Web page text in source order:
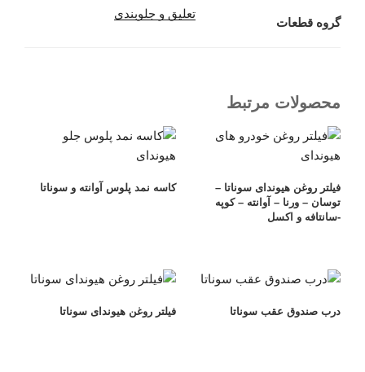
گروه قطعات
تعلیق و جلوبندی
محصولات مرتبط
فیلتر روغن هیوندای سوناتا –
توسان – ورنا – آوانته – کوپه
-سانتافه و اکسل
کاسه نمد پلوس آوانته و سوناتا
درب صندوق عقب سوناتا فیلتر روغن هیوندای سوناتا